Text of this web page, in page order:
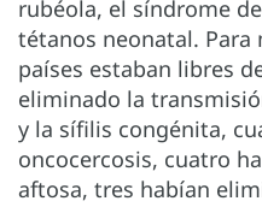
rubéola, el síndrome
tétanos neonatal. Para
países estaban libres
eliminado la
y la sífilis congénita,
oncocercosis, cuatro
aftosa, tres habían